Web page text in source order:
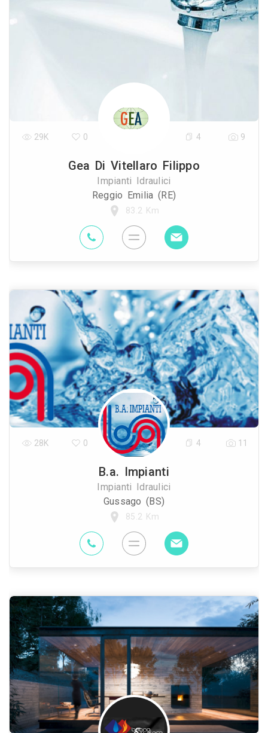
Gea Di Vitellaro Filippo
Impianti Idraulici
Reggio Emilia (RE)
83.2 Km
29K 0 4 9
B.a. Impianti
Impianti Idraulici
Gussago (BS)
85.2 Km
28K 0 4 11